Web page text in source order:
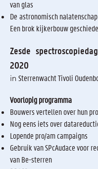
van glas
De astronomisch
Een brok kijkerbouw
Zesde
2020
in Sterrenwacht Tivoli
Voorlopig programma
Bouwers vertellen over hun
Nog eens iets over
Lopende pro/am campaigns
Gebruik van SPcAudace voor
van Be-sterren